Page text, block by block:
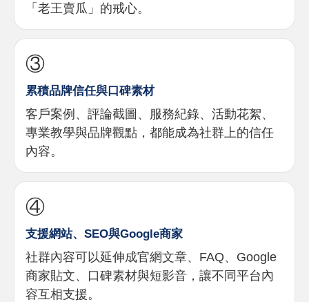
「老王賣瓜」的戒心。
③
累積品牌信任與口碑素材
客戶案例、評論截圖、服務紀錄、活動花絮、
專業教學與品牌觀點，都能成為社群上的信任
內容。
④
支援網站、SEO與Google商家
社群內容可以延伸成官網文章、FAQ、Google
商家貼文、口碑素材與短影音，讓不同平台內
容互相支援。